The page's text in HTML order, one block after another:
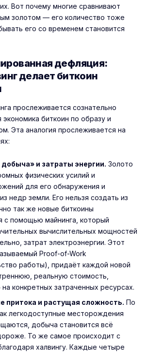
Вот почему многие сравнивают
золотом — его количество тоже
его со временем становится
дефляция:
делает биткоин
прослеживается сознательно
биткоин по образу и
Эта аналогия прослеживается на
и затраты энергии. Золото
физических усилий и
для его обнаружения и
недр земли. Его нельзя создать из
так же новые биткоины
с помощью майнинга, который
вычислительных мощностей
затрат электроэнергии. Этот
Proof-of-Work
работы), придаёт каждой новой
реальную стоимость,
конкретных затраченных ресурсах.
притока и растущая сложность. По
легкодоступные месторождения
добыча становится всё
То же самое происходит с
халвингу. Каждые четыре